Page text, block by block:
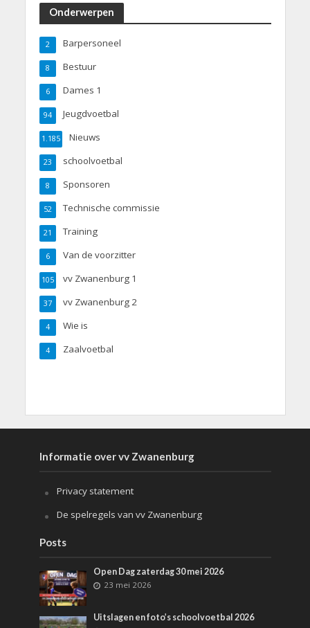
Onderwerpen
Barpersoneel
2
Bestuur
8
Dames 1
6
Jeugdvoetbal
94
Nieuws
1.185
schoolvoetbal
23
Sponsoren
8
Technische commissie
52
Training
21
Van de voorzitter
6
vv Zwanenburg 1
105
vv Zwanenburg 2
37
Wie is
4
Zaalvoetbal
4
Informatie over vv Zwanenburg
Privacy statement
De spelregels van vv Zwanenburg
Posts
Open Dag zaterdag 30 mei 2026
23 mei 2026
Uitslagen en foto’s schoolvoetbal 2026